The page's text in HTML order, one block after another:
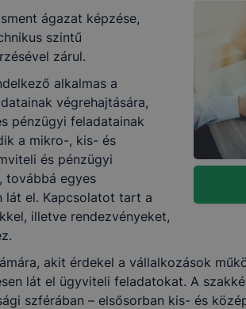
ágazat képzése,
szintű
zárul.
alkalmas a
végrehajtására,
pénzügyi feladatainak
a mikro-, kis- és
és pénzügyi
továbbá egyes
lát el. Kapcsolatot tart a
illetve rendezvényeket,
akit érdekel a vállalkozások
lát el ügyviteli feladatokat. A
szférában – elsősorban kis- és